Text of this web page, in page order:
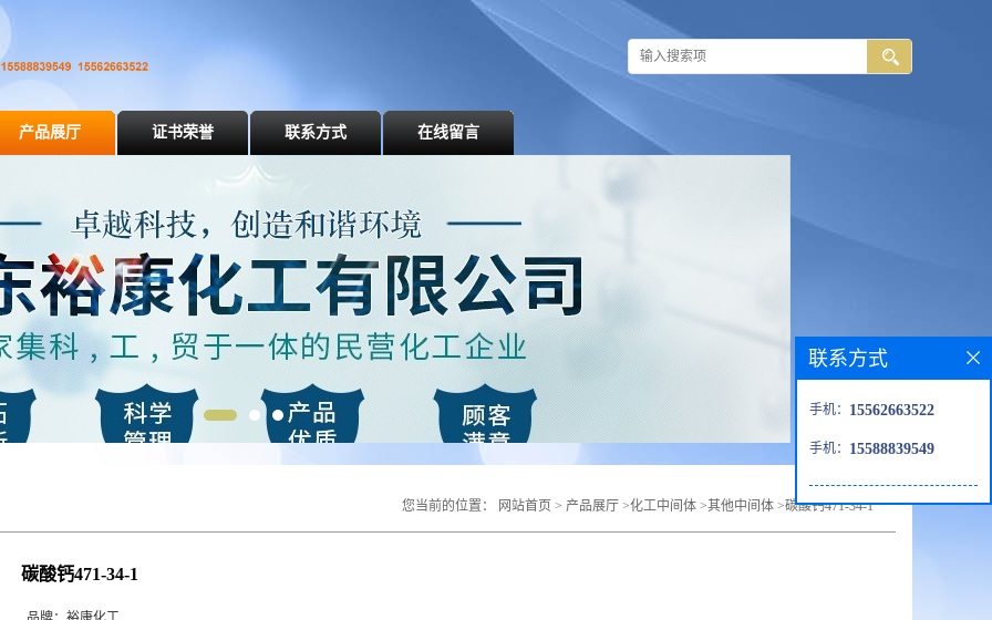
产品展厅 证书荣誉 联系方式 在线留言
您当前的位置： 网站首页 > 产品展厅 >化工中间体 >其他中间体 >碳酸钙471-34-1
碳酸钙471-34-1
联系方式
手机： 15562663522
手机： 15588839549